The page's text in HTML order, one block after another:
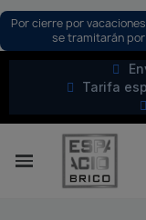
Por cierre por
se tramitarán
Tarifa